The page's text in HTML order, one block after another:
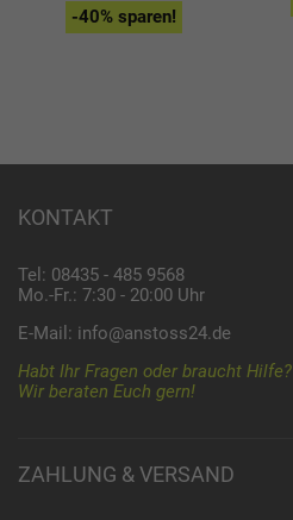
-40% sparen!
KONTAKT
Tel: 08435 - 485 9568
Mo.-Fr.: 7:30 - 20:00 Uhr
E-Mail: info@anstoss24.de
Habt Ihr Fragen oder braucht Hilfe?
Wir beraten Euch gern!
ZAHLUNG & VERSAND